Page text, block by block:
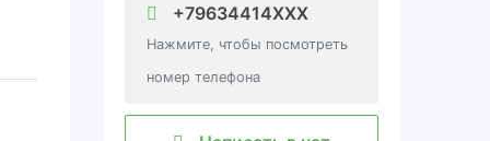
+79634414XXX
Нажмите, чтобы посмотреть
номер телефона